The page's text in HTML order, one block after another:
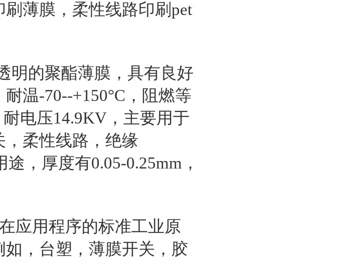
刷薄膜，柔性线路印刷pet
明的聚酯薄膜，具有良好
温-70--+150°C，阻燃等
电压14.9KV，主要用于
柔性线路，绝缘
途，厚度有0.05-0.25mm，
应用程序的标准工业原
，台塑，薄膜开关，胶